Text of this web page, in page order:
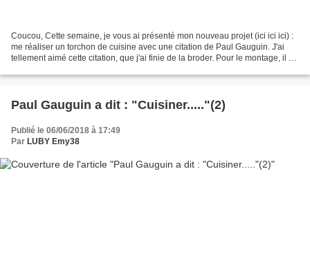
Coucou, Cette semaine, je vous ai présenté mon nouveau projet (ici ici ici) :
me réaliser un torchon de cuisine avec une citation de Paul Gauguin. J'ai
tellement aimé cette citation, que j'ai finie de la broder. Pour le montage, il va
Paul Gauguin a dit : "Cuisiner....."(2)
Publié le 06/06/2018 à 17:49
Par LUBY Emy38